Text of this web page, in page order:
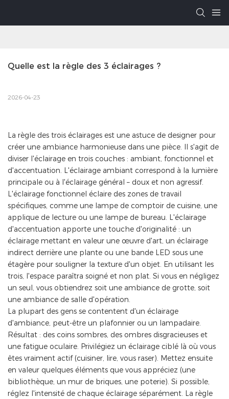
Quelle est la règle des 3 éclairages ?
2026-04-23
La règle des trois éclairages est une astuce de designer pour
créer une ambiance harmonieuse dans une pièce. Il s'agit de
diviser l'éclairage en trois couches : ambiant, fonctionnel et
d'accentuation. L'éclairage ambiant correspond à la lumière
principale ou à l'éclairage général – doux et non agressif.
L'éclairage fonctionnel éclaire des zones de travail
spécifiques, comme une lampe de comptoir de cuisine, une
applique de lecture ou une lampe de bureau. L'éclairage
d'accentuation apporte une touche d'originalité : un
éclairage mettant en valeur une œuvre d'art, un éclairage
indirect derrière une plante ou une bande LED sous une
étagère pour souligner la texture d'un objet. En utilisant les
trois, l'espace paraîtra soigné et non plat. Si vous en négligez
un seul, vous obtiendrez soit une ambiance de grotte, soit
une ambiance de salle d'opération.
La plupart des gens se contentent d'un éclairage
d'ambiance, peut-être un plafonnier ou un lampadaire.
Résultat : des coins sombres, des ombres disgracieuses et
une fatigue oculaire. Privilégiez un éclairage ciblé là où vous
êtes vraiment actif (cuisiner, lire, vous raser). Mettez ensuite
en valeur quelques éléments que vous appréciez (une
bibliothèque, un mur de briques, une poterie). Si possible,
réglez l'intensité de chaque éclairage séparément. La règle